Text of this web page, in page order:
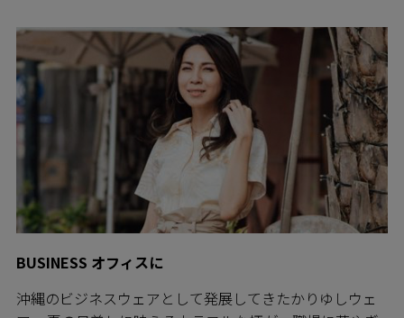
BUSINESS オフィスに
沖縄のビジネスウェアとして発展してきたかりゆしウェ